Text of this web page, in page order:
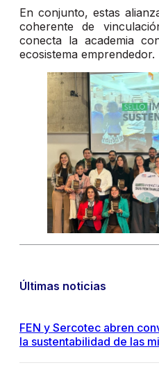
En conjunto, estas
coherente de
conecta la academia
ecosistema emprendedor.
Últimas noticias
FEN y Sercotec abren
la sustentabilidad de las